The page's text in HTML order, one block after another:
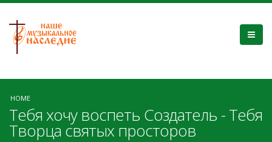
HOME
Тебя хочу воспеть Создатель - Тебя
Творца святых просторов